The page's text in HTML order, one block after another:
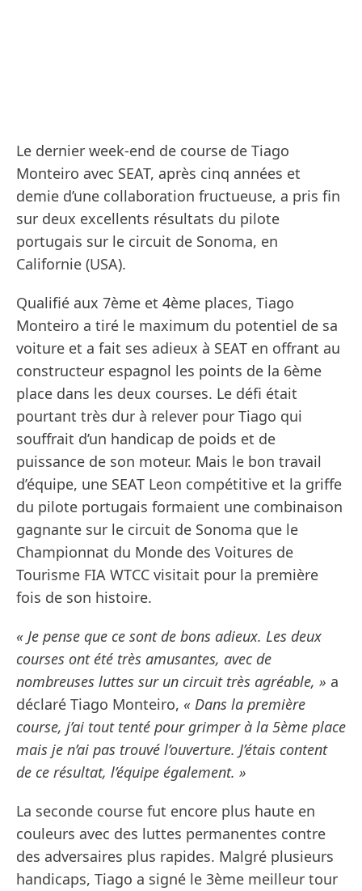
Le dernier week-end de course de Tiago
Monteiro avec SEAT, après cinq années et
demie d’une collaboration fructueuse, a pris fin
sur deux excellents résultats du pilote
portugais sur le circuit de Sonoma, en
Californie (USA).
Qualifié aux 7ème et 4ème places, Tiago
Monteiro a tiré le maximum du potentiel de sa
voiture et a fait ses adieux à SEAT en offrant au
constructeur espagnol les points de la 6ème
place dans les deux courses. Le défi était
pourtant très dur à relever pour Tiago qui
souffrait d’un handicap de poids et de
puissance de son moteur. Mais le bon travail
d’équipe, une SEAT Leon compétitive et la griffe
du pilote portugais formaient une combinaison
gagnante sur le circuit de Sonoma que le
Championnat du Monde des Voitures de
Tourisme FIA WTCC visitait pour la première
fois de son histoire.
« Je pense que ce sont de bons adieux. Les deux
courses ont été très amusantes, avec de
nombreuses luttes sur un circuit très agréable, » a
déclaré Tiago Monteiro, « Dans la première
course, j’ai tout tenté pour grimper à la 5ème place
mais je n’ai pas trouvé l’ouverture. J’étais content
de ce résultat, l’équipe également. »
La seconde course fut encore plus haute en
couleurs avec des luttes permanentes contre
des adversaires plus rapides. Malgré plusieurs
handicaps, Tiago a signé le 3ème meilleur tour